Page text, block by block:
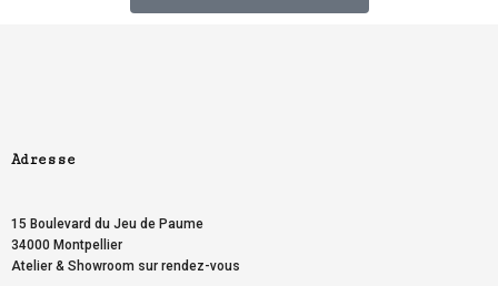
Adresse
15 Boulevard du Jeu de Paume
34000 Montpellier
Atelier & Showroom sur rendez-vous
PREVIOUS ARTICLE